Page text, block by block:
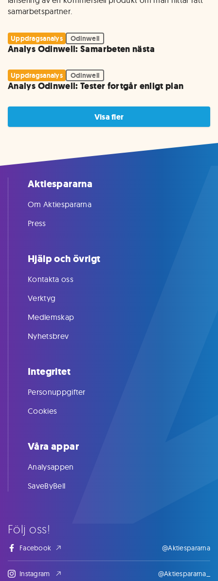
samarbetspartner.
Uppdragsanalys Odinwell
Analys Odinwell: Samarbeten nästa
Uppdragsanalys Odinwell
Analys Odinwell: Tester fortgår enligt plan
Visa fler
Följ oss!
Facebook @Aktiespararna
Instagram @Aktiespararna_
Aktiespararna
Om Aktiespararna
Press
Hjälp och övrigt
Kontakta oss
Verktyg
Medlemskap
Nyhetsbrev
Integritet
Personuppgifter
Cookies
Våra appar
Analysappen
SaveByBell